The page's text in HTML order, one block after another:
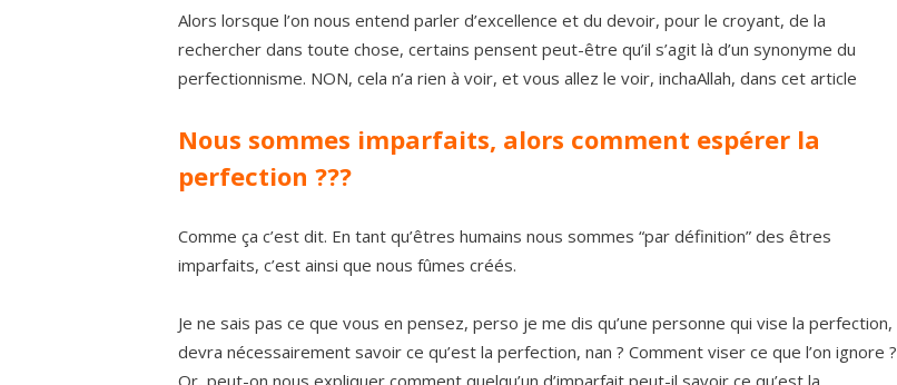
Alors lorsque l’on nous entend parler d’excellence et du devoir, pour le croyant, de la
rechercher dans toute chose, certains pensent peut-être qu’il s’agit là d’un synonyme du
perfectionnisme. NON, cela n’a rien à voir, et vous allez le voir, inchaAllah, dans cet article
Nous sommes imparfaits, alors comment espérer la
perfection ???
Comme ça c’est dit. En tant qu’êtres humains nous sommes “par définition” des êtres
imparfaits, c’est ainsi que nous fûmes créés.
Je ne sais pas ce que vous en pensez, perso je me dis qu’une personne qui vise la perfection,
devra nécessairement savoir ce qu’est la perfection, nan ? Comment viser ce que l’on ignore ?